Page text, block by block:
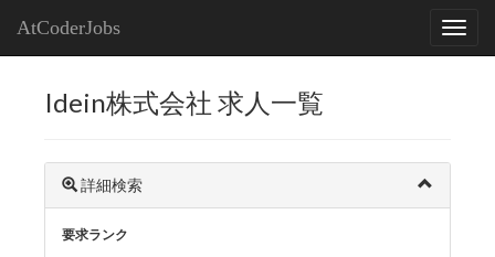
AtCoderJobs
Idein株式会社 求人一覧
詳細検索
要求ランク